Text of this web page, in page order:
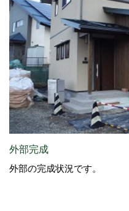
外部完成
外部の完成状況です。